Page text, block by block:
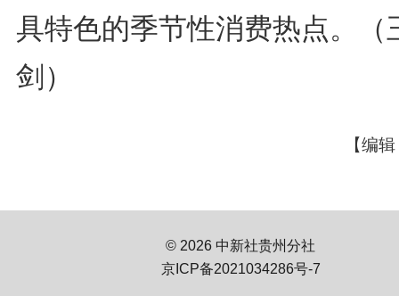
具特色的季节性消费热点。（
剑 ）
【编
© 2026 中新社贵州分社
京ICP备2021034286号-7